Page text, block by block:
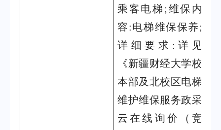
乘客电梯 ;维保内
容:电梯维保保养;
详细要求 : 详见
《新疆财经大学校
本部及北校区电梯
维护维保服务政采
云在线询价（竞